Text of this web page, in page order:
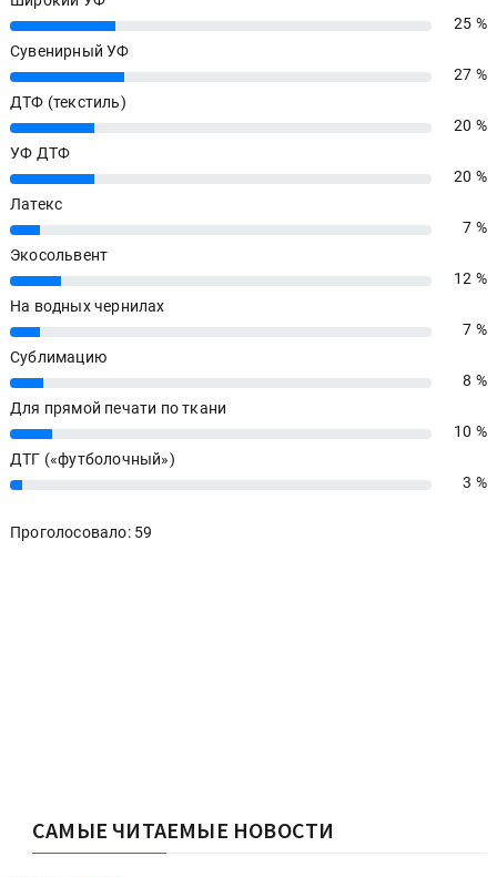
25%
25 %
Сувенирный УФ
27%
27 %
ДТФ (текстиль)
20%
20 %
УФ ДТФ
20%
20 %
Латекс
7%
7 %
Экосольвент
12%
12 %
На водных чернилах
7%
7 %
Сублимацию
8%
8 %
Для прямой печати по ткани
10%
10 %
ДТГ («футболочный»)
3% 3 %
Проголосовало: 59
САМЫЕ ЧИТАЕМЫЕ НОВОСТИ